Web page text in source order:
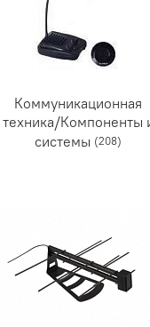
Коммуникационная
техника/Компоненты
системы (208)